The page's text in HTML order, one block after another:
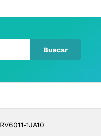
Buscar
1JA10